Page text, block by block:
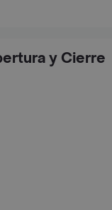
y Cierre